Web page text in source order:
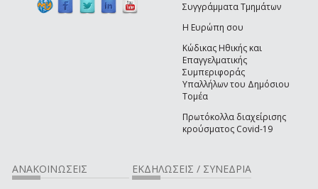
Συγγράμματα Τμημάτων
Η Ευρώπη σου
Κώδικας Ηθικής και
Επαγγελματικής
Συμπεριφοράς
Υπαλλήλων του Δημόσιου
Τομέα
Πρωτόκολλα διαχείρισης
κρούσματος Covid-19
ΑΝΑΚΟΙΝΩΣΕΙΣ ΕΚΔΗΛΩΣΕΙΣ / ΣΥΝΕΔΡΙΑ